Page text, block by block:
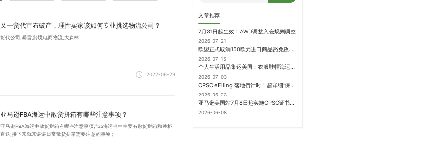
又一货代宣布破产，理性卖家该如何专业挑选物流公司？
货代公司,暴雷,跨境电商物流,大森林
2022-06-29
亚马逊FBA海运中散货拼箱有哪些注意事项？
亚马逊FBA海运中散货拼箱有哪些注意事项,fba海运当中主要有散货拼箱和整柜
直送,接下来就来讲讲日常散货拼箱需要注意的事项；
文章推荐
7月31日起生效！AWD调整入仓规则调整
2026-07-21
欧盟正式取消150欧元进口商品豁免政策，每件加征3欧元进口关税
2026-07-15
个人生活用品集运美国：衣服鞋帽海运计费方式
2026-07-03
CPSC eFiling 落地倒计时！超详细“保姆级”实操指南来了！
2026-06-23
亚马逊美国站7月8日起实施CPSC证书电子申报要求，FBA受管制商品需提前申报
2026-06-08